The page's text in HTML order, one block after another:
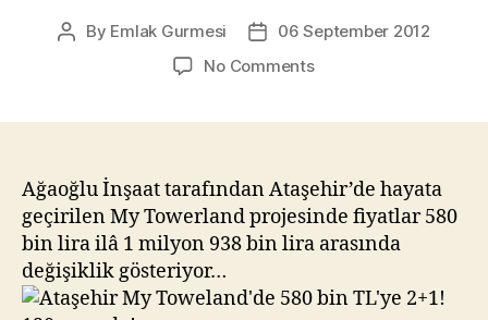
Post
By Emlak Gurmesi
Post06 September 2012
No Commentson
bin
TL’ye
120
vade!
Ağaoğlu İnşaat tarafından Ataşehir’de hayata
geçirilen My Towerland projesinde fiyatlar 580
bin lira ilâ 1 milyon 938 bin lira arasında
değişiklik gösteriyor…